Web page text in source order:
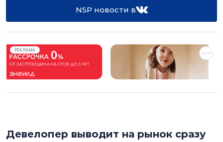
NSP новости в
РЕКЛАМА
Девелопер выводит на рынок сразу